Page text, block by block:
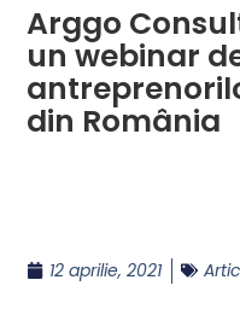
Arggo
un webinar
din România
12 aprilie, 2021